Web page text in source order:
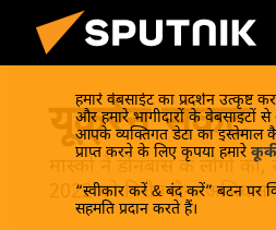
हमारे वेबसाईट का प्रदर्शन
और हमारे भागीदारों के वेबसाइटों
आपके व्यक्तिगत डेटा का इस्तेमाल
प्राप्त करने के लिए कृपया हमारे
“स्वीकार करें & बंद करें” बटन पर
सहमति प्रदान करते हैं।
यूक्रेन संकट
मास्को ने डोनबास के लोगों
2022 को विशेष सैन्य